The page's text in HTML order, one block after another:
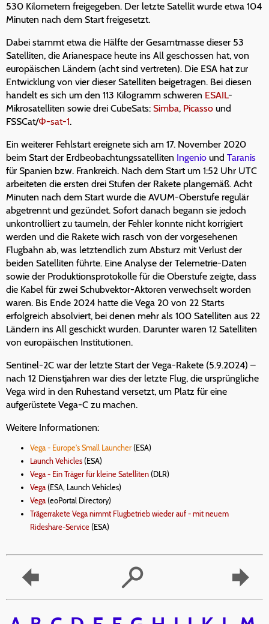
530 Kilometern freigegeben. Der letzte Satellit wurde etwa 104
Minuten nach dem Start freigesetzt.
Dabei stammt etwa die Hälfte der Gesamtmasse dieser 53
Satelliten, die Arianespace heute ins All geschossen hat, von
europäischen Ländern (acht sind vertreten). Die ESA hat zur
Entwicklung von vier dieser Satelliten beigetragen. Bei diesen
handelt es sich um den 113 Kilogramm schweren ESAIL-
Mikrosatelliten sowie drei CubeSats: Simba, Picasso und
FSSCat/Φ-sat-1.
Ein weiterer Fehlstart ereignete sich am 17. November 2020
beim Start der Erdbeobachtungssatelliten Ingenio und Taranis
für Spanien bzw. Frankreich. Nach dem Start um 1:52 Uhr UTC
arbeiteten die ersten drei Stufen der Rakete plangemäß. Acht
Minuten nach dem Start wurde die AVUM-Oberstufe regulär
abgetrennt und gezündet. Sofort danach begann sie jedoch
unkontrolliert zu taumeln, der Fehler konnte nicht korrigiert
werden und die Rakete wich rasch von der vorgesehenen
Flugbahn ab, was letztendlich zum Absturz mit Verlust der
beiden Satelliten führte. Eine Analyse der Telemetrie-Daten
sowie der Produktionsprotokolle für die Oberstufe zeigte, dass
die Kabel für zwei Schubvektor-Aktoren verwechselt worden
waren. Bis Ende 2024 hatte die Vega 20 von 22 Starts
erfolgreich absolviert, bei denen mehr als 100 Satelliten aus 22
Ländern ins All geschickt wurden. Darunter waren 12 Satelliten
von europäischen Institutionen.
Sentinel-2C war der letzte Start der Vega-Rakete (5.9.2024) –
nach 12 Dienstjahren war dies der letzte Flug, die ursprüngliche
Vega wird in den Ruhestand versetzt, um Platz für eine
aufgerüstete Vega-C zu machen.
Weitere Informationen:
Vega - Europe's Small Launcher (ESA)
Launch Vehicles (ESA)
Vega - Ein Träger für kleine Satelliten (DLR)
Vega (ESA, Launch Vehicles)
Vega (eoPortal Directory)
Trägerrakete Vega nimmt Flugbetrieb wieder auf - mit neuem
Rideshare-Service (ESA)